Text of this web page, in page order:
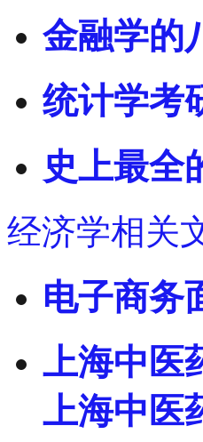
金融学的
统计学考
史上最全
经济学相关
电子商务
上海中医
上海中医